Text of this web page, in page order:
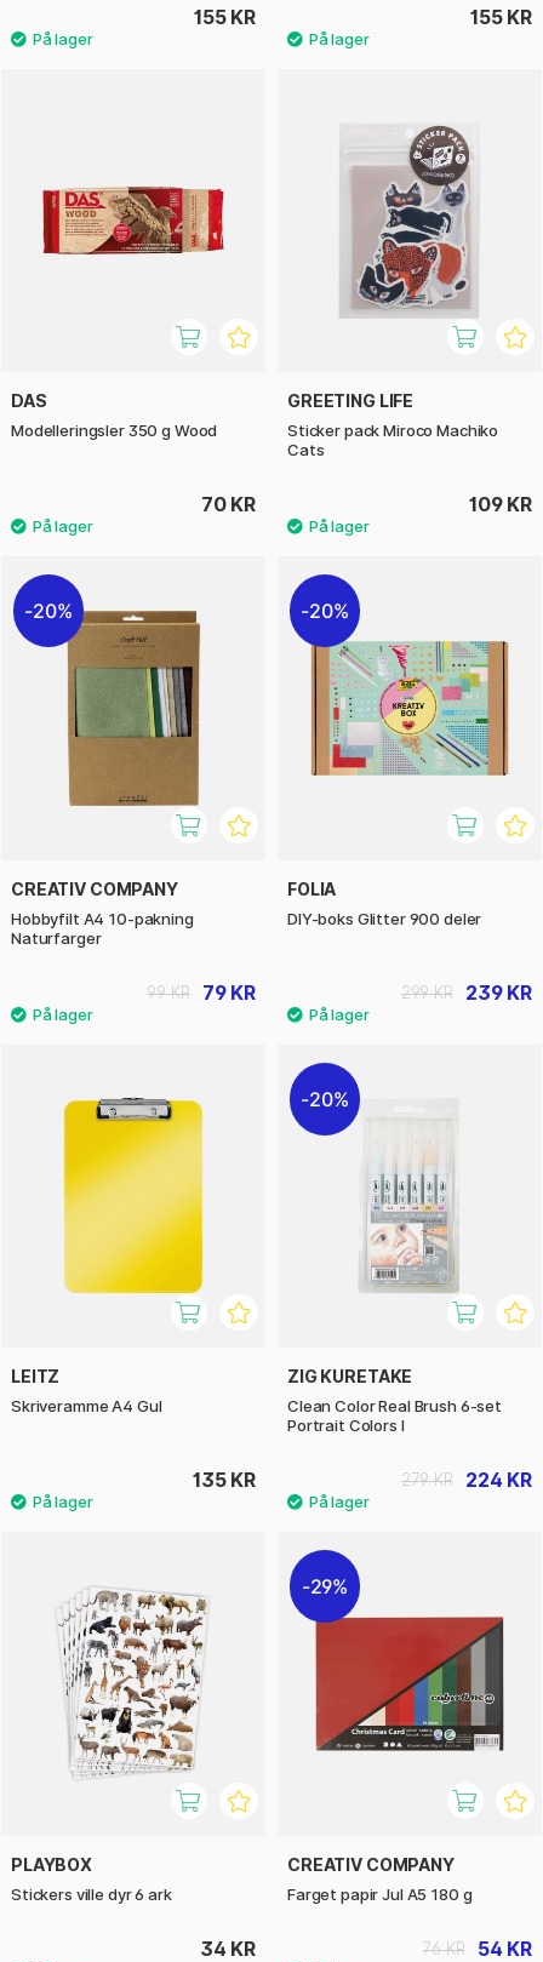
155 KR 155 KR
DAS
Modelleringsler 350 g Wood
70 KR
GREETING LIFE
Sticker pack Miroco Machiko
Cats
109 KR
20%
CREATIV COMPANY
Hobbyfilt A4 10-pakning
Naturfarger
79 KR
99 KR
20%
FOLIA
DIY-boks Glitter 900 deler
239 KR
299 KR
LEITZ
Skriveramme A4 Gul
135 KR
20%
ZIG KURETAKE
Clean Color Real Brush 6-set
Portrait Colors I
224 KR
279 KR
PLAYBOX
Stickers ville dyr 6 ark
34 KR
29%
CREATIV COMPANY
Farget papir Jul A5 180 g
54 KR
76 KR